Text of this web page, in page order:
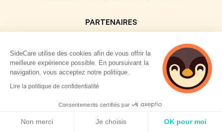
PARTENAIRES
Assureurs Partenaires
Payfit & SideCare
Lucca & SideCare
Nibelis & SideCare
SideCare utilise des cookies afin de vous offrir la
meilleure expérience possible. En poursuivant la
navigation, vous acceptez notre politique.
Lire la politique de confidentialité
Consentements certifiés par
Non merci Je choisis OK pour moi
5 personnes
consultent
actuellement cette